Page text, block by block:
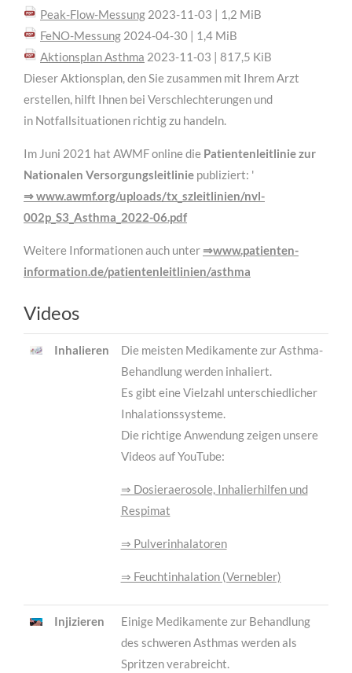
Peak-Flow-Messung 2023-11-03 | 1,2 MiB
FeNO-Messung 2024-04-30 | 1,4 MiB
Aktionsplan Asthma 2023-11-03 | 817,5 KiB
Dieser Aktionsplan, den Sie zusammen mit Ihrem Arzt
erstellen, hilft Ihnen bei Verschlechterungen und
in Notfallsituationen richtig zu handeln.
Im Juni 2021 hat AWMF online die Patientenleitlinie zur
Nationalen Versorgungsleitlinie publiziert: '
⇒ www.awmf.org/uploads/tx_szleitlinien/nvl-
002p_S3_Asthma_2022-06.pdf
Weitere Informationen auch unter ⇒www.patienten-
information.de/patientenleitlinien/asthma
Videos
Inhalieren
Die meisten Medikamente zur Asthma-
Behandlung werden inhaliert.
Es gibt eine Vielzahl unterschiedlicher
Inhalationssysteme.
Die richtige Anwendung zeigen unsere
Videos auf YouTube:
⇒ Dosieraerosole, Inhalierhilfen und
Respimat
⇒ Pulverinhalatoren
⇒ Feuchtinhalation (Vernebler)
Injizieren
Einige Medikamente zur Behandlung
des schweren Asthmas werden als
Spritzen verabreicht.